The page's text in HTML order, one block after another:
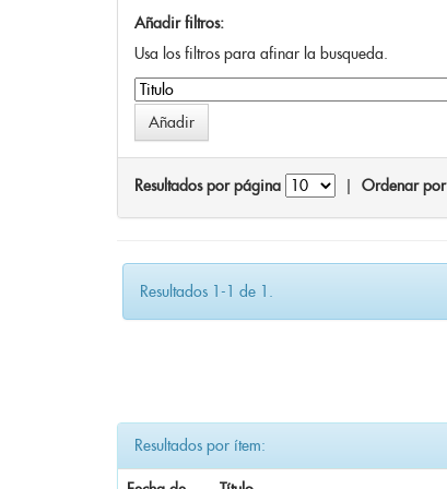
Añadir filtros:
Usa los filtros para afinar la busqueda.
Resultados por página Ordenar por
Resultados 1-1 de 1.
Resultados por ítem: